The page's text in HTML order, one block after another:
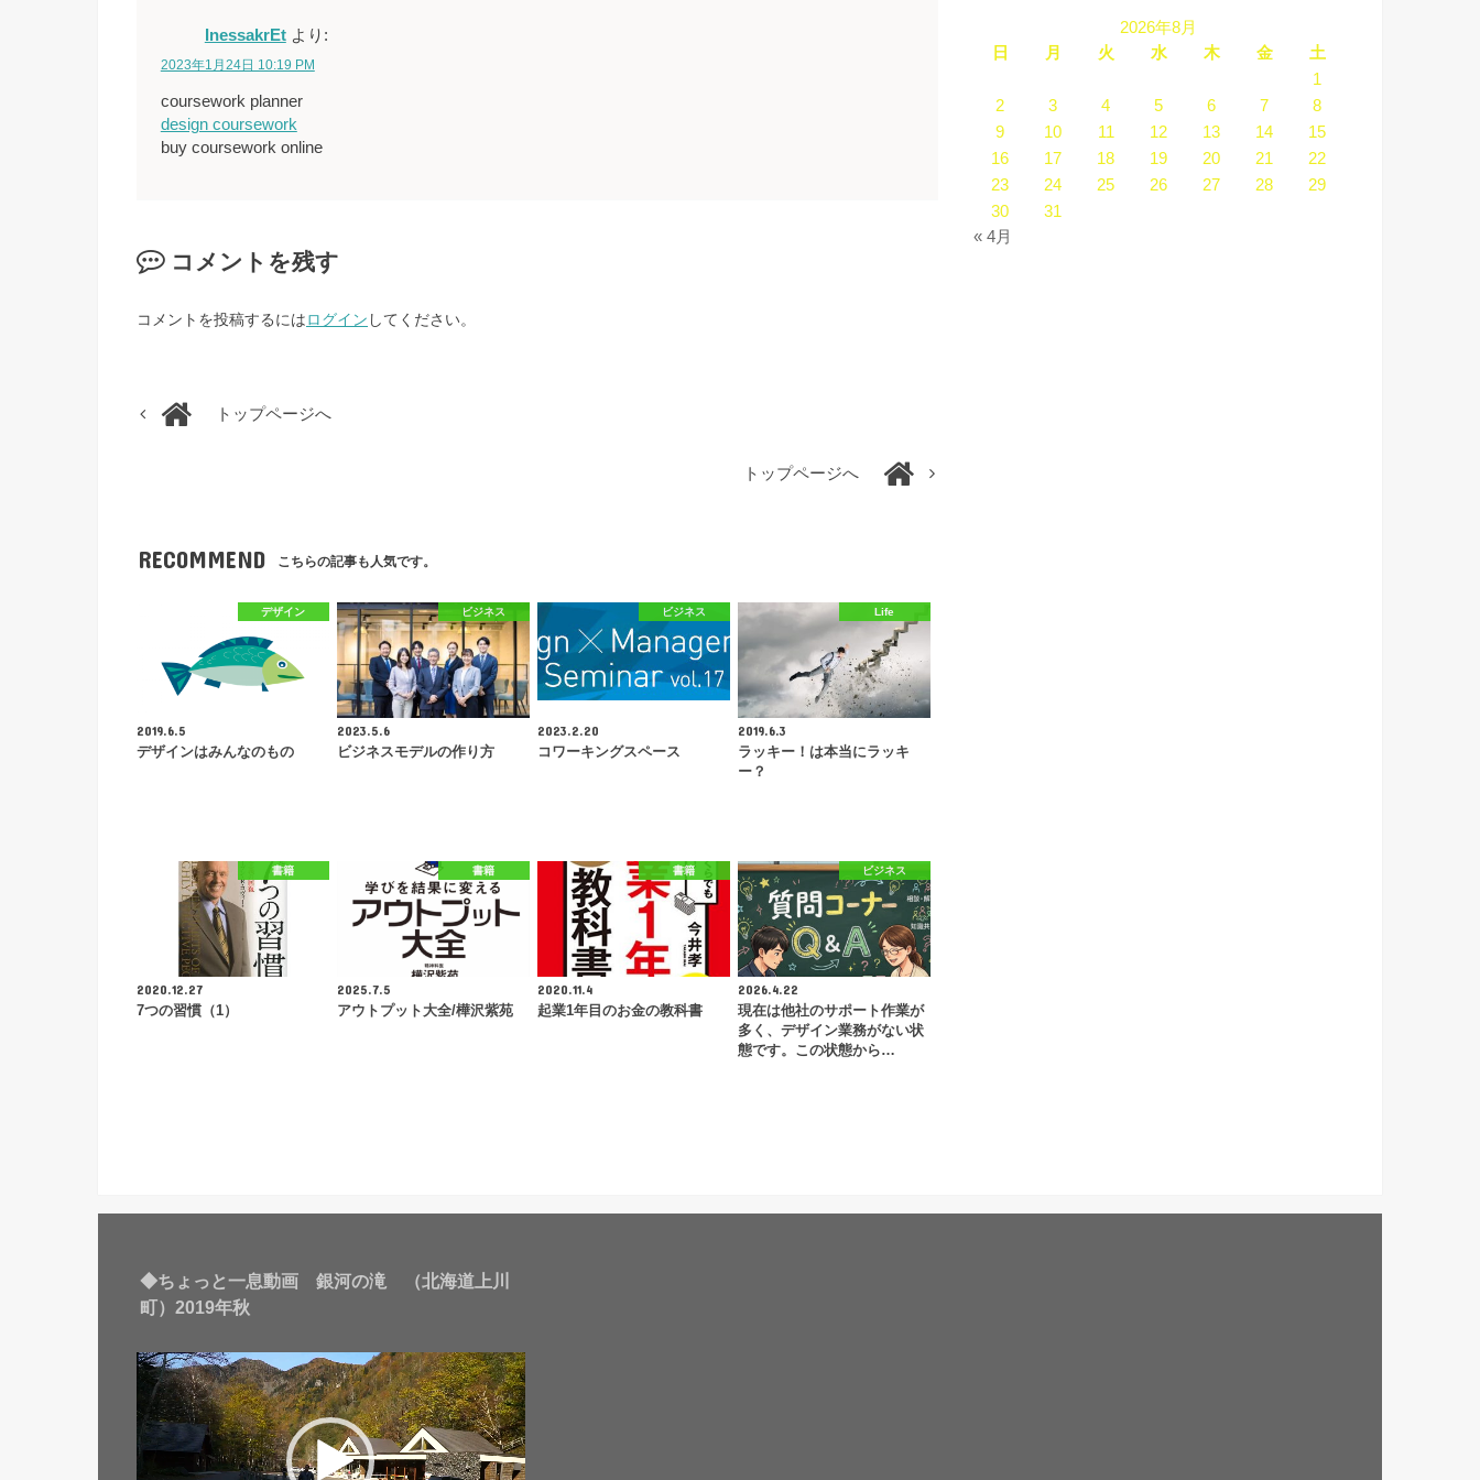
InessakrEt より:
2023年1月24日 10:19 PM
coursework planner
design coursework
buy coursework online
コメントを残す
コメントを投稿するにはログイン してください。
トップページへ
トップページへ
RECOMMEND こちらの記事も人気です。
デザイン
2019.6.5
デザインはみんなのもの
ビジネス
2023.5.6
ビジネスモデルの作り方
ビジネス
2023.2.20
コワーキングスペース
Life
2019.6.3
ラッキー！は本当にラッキ
ー？
書籍
2020.12.27
7つの習慣（1）
書籍
2025.7.5
アウトプット大全/樺沢紫苑
書籍
2020.11.4
起業1年目のお金の教科書
ビジネス
2026.4.22
現在は他社のサポート作業が
多く、デザイン業務がない状
態です。この状態から…
2026年8月
日
月 火 水 木 金
土
1
2
3 4 5 6 7
8
9
10 11 12 13 14
15
16
17 18 19 20 21
22
23
24 25 26 27 28
29
30
31
« 4月
◆ちょっと一息動画 銀河の滝 （北海道上川
町）2019年秋
動
画
プ
レ